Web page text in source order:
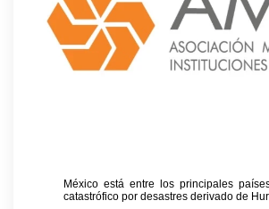
México está entre los principales
catastrófico por desastres derivado de